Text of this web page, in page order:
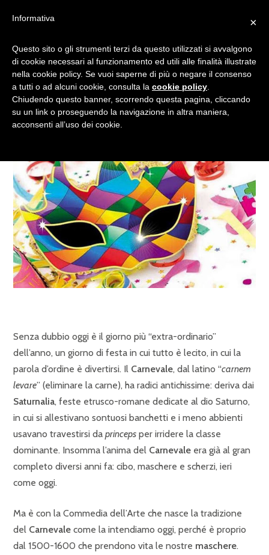
MASCHERE, SCHERZI E
DOLCI: A CARNEVALE,
TUTTO SI PUÒ FARE!
Senza dubbio oggi è il giorno più “extra-ordinario”
dell’anno, un giorno di festa in cui tutto è lecito, in cui la
parola d’ordine è divertirsi. Il Carnevale, dal latino “carnem
levare” (eliminare la carne), ha radici antichissime: deriva dai
Saturnalia, feste etrusco-romane dedicate al dio Saturno,
in cui si allestivano sontuosi banchetti e i meno abbienti
usavano travestirsi da princeps per irridere la classe
dominante. Insomma l’anima del Carnevale era già al gran
completo diversi anni fa: cibo, maschere e scherzi, ieri
come oggi.
Ma è con la Commedia dell’Arte che nasce la tradizione
del Carnevale come la intendiamo oggi, perché è proprio
dal 1500-1600 che prendono vita le nostre maschere.
×
Informativa
Questo sito o gli strumenti terzi da questo utilizzati si avvalgono
di cookie necessari al funzionamento ed utili alle finalità illustrate
nella cookie policy. Se vuoi saperne di più o negare il consenso
a tutti o ad alcuni cookie, consulta la cookie policy
Chiudendo questo banner, scorrendo questa pagina, cliccando
su un link o proseguendo la navigazione in altra maniera,
acconsenti all’uso dei cookie.